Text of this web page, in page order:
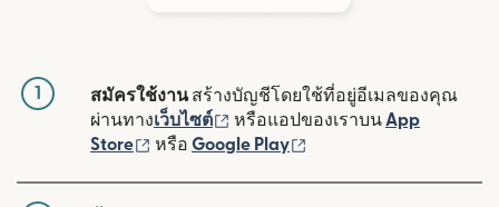
1 สมัครใช้งานสร้างบัญชีโดยใช้ที่อยู่อีเมลของคุณ
ผ่านทางเว็บไซต์ (เปิดในหน้าต่างใหม่)
หรือแอปของเราบน App
Store
(เปิดในหน้าต่างใหม่)
หรือ Google Play